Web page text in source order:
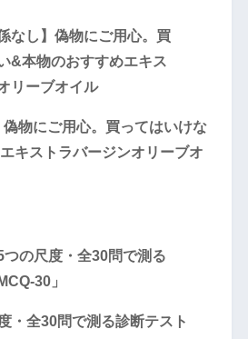
偽物にご用心。買ってはいけな
キストラバージンオリーブオ
・全30問で測る診断テスト